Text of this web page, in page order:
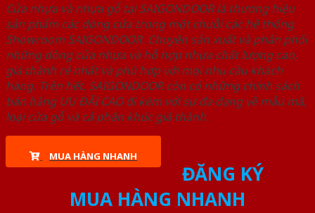
Cửa nhựa và nhựa gỗ tại SAIGONDOOR là thương hiệu
sản phẩm các dòng cửa trong một chuỗi các hệ thống
Showroom SAIGONDOOR. Chuyên sản xuất và phân phối
những dòng cửa nhựa và hỗ hợp nhựa chất lượng cao,
giá thành rẻ nhất và phù hợp với mọi nhu cầu khách
hàng. Trên hết, SAIGONDOOR còn có những chính sách
bán hàng ƯU ĐÃI CAO đi kèm với sự đa dạng về mẫu mã,
loại cửa gỗ và cả phân khúc giá thành.
MUA HÀNG NHANH
ĐĂNG KÝ
MUA HÀNG NHANH